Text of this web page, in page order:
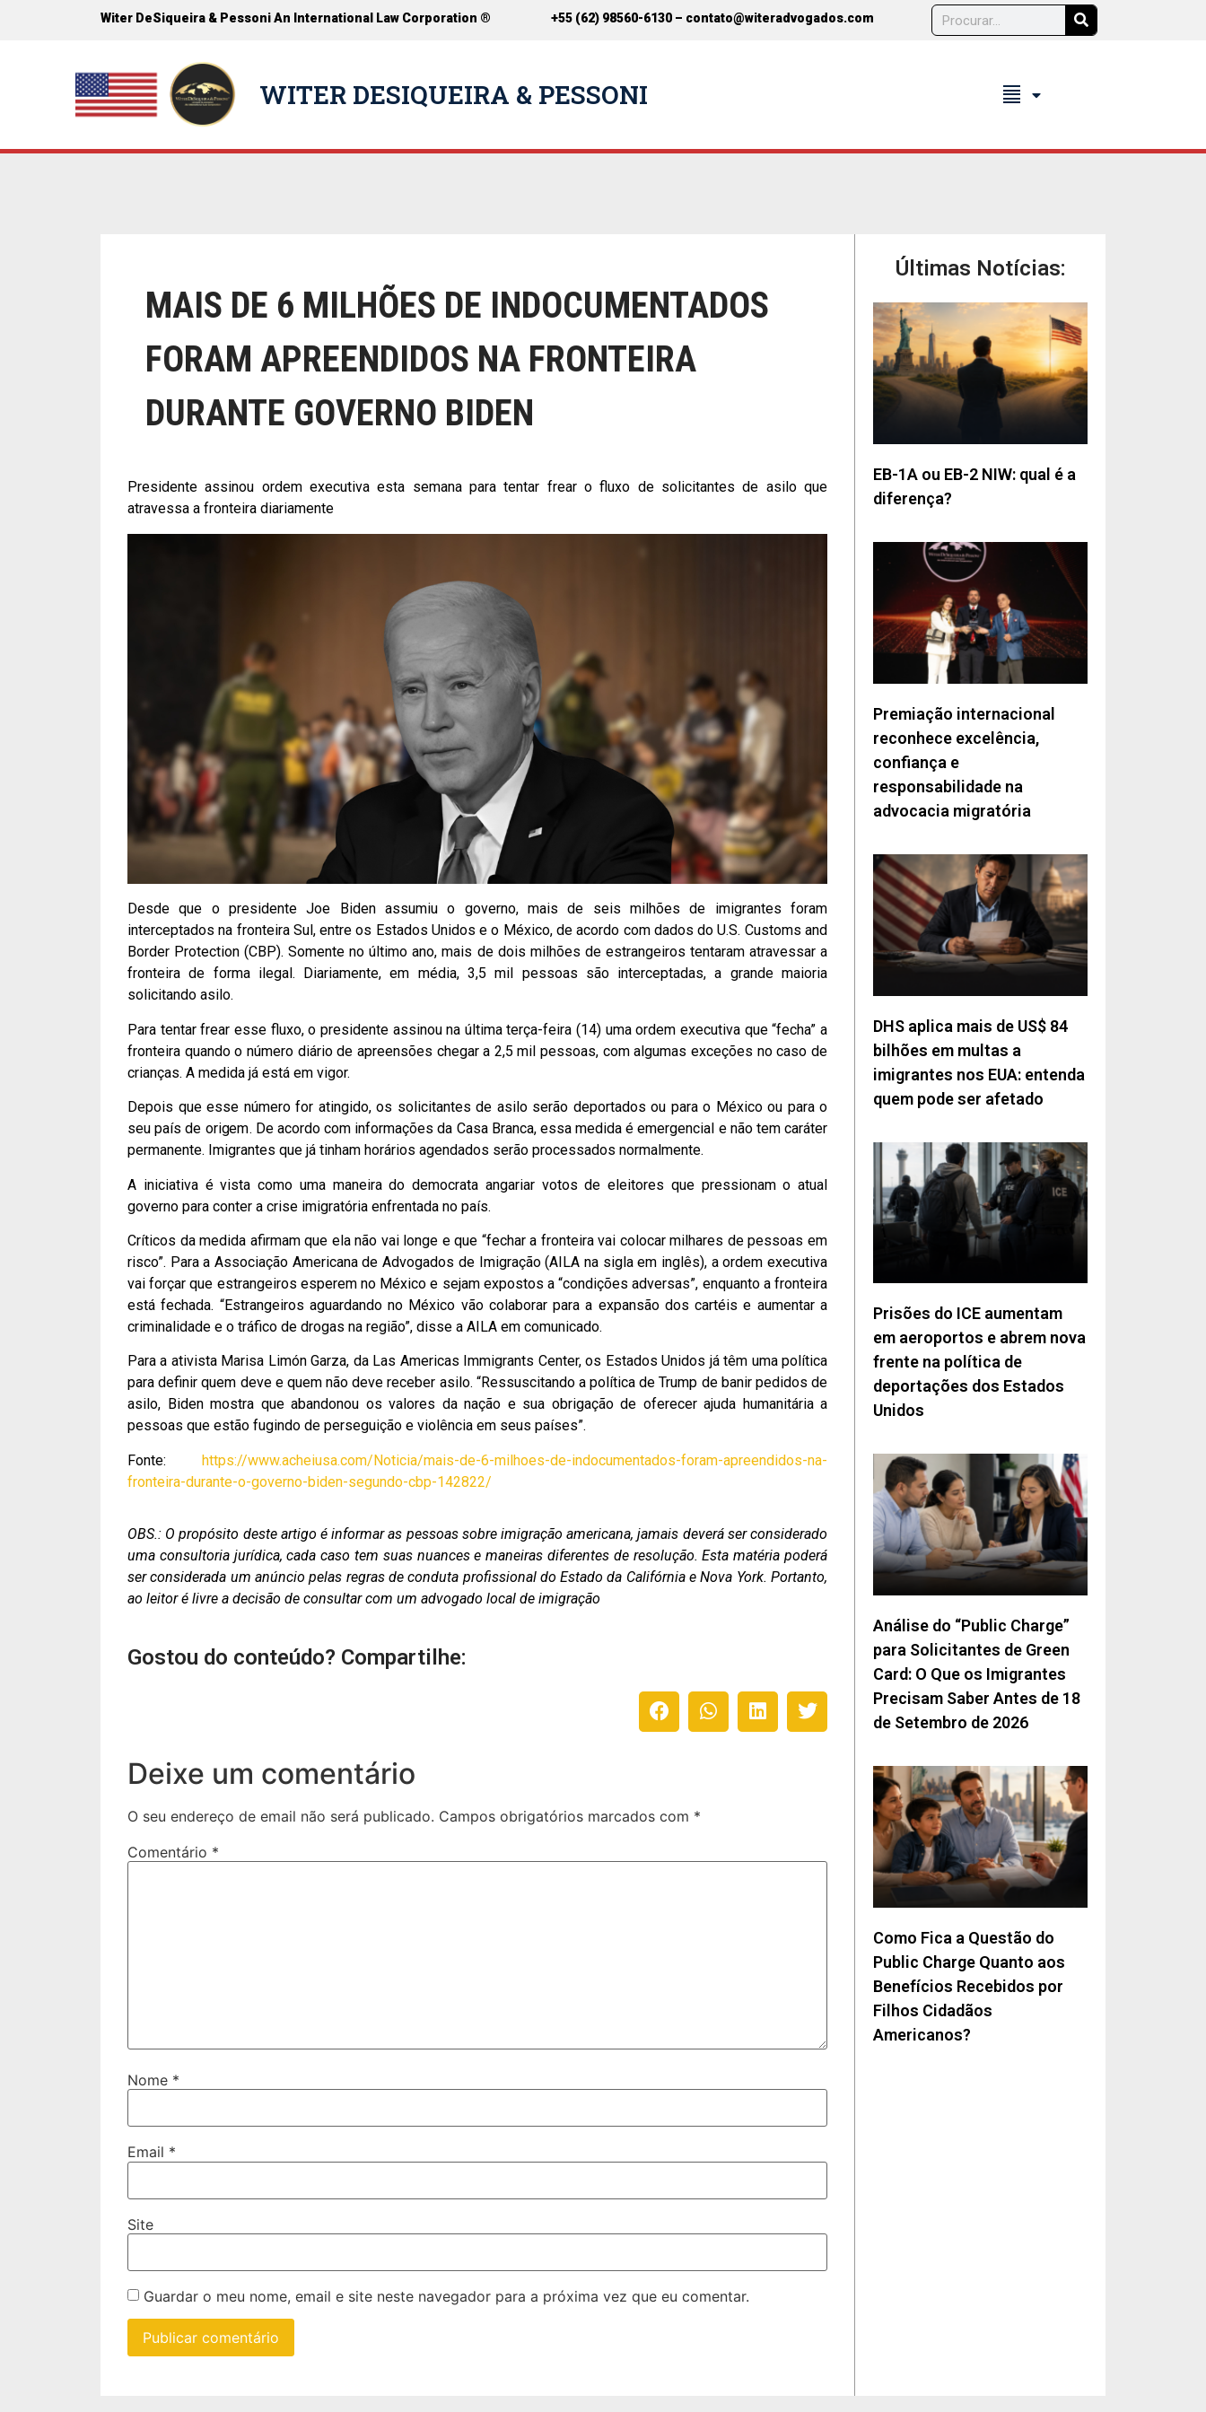
Witer DeSiqueira & Pessoni An International Law Corporation ® +55 (62) 98560-6130 – contato@witeradvogados.com
WITER DESIQUEIRA & PESSONI format_align_justify
MAIS DE 6 MILHÕES DE INDOCUMENTADOS
FORAM APREENDIDOS NA FRONTEIRA
DURANTE GOVERNO BIDEN
Presidente assinou ordem executiva esta semana para tentar frear o fluxo de solicitantes de asilo que
atravessa a fronteira diariamente
Desde que o presidente Joe Biden assumiu o governo, mais de seis milhões de imigrantes foram
interceptados na fronteira Sul, entre os Estados Unidos e o México, de acordo com dados do U.S. Customs and
Border Protection (CBP). Somente no último ano, mais de dois milhões de estrangeiros tentaram atravessar a
fronteira de forma ilegal. Diariamente, em média, 3,5 mil pessoas são interceptadas, a grande maioria
solicitando asilo.
Para tentar frear esse fluxo, o presidente assinou na última terça-feira (14) uma ordem executiva que “fecha” a
fronteira quando o número diário de apreensões chegar a 2,5 mil pessoas, com algumas exceções no caso de
crianças. A medida já está em vigor.
Depois que esse número for atingido, os solicitantes de asilo serão deportados ou para o México ou para o
seu país de origem. De acordo com informações da Casa Branca, essa medida é emergencial e não tem caráter
permanente. Imigrantes que já tinham horários agendados serão processados normalmente.
A iniciativa é vista como uma maneira do democrata angariar votos de eleitores que pressionam o atual
governo para conter a crise imigratória enfrentada no país.
Críticos da medida afirmam que ela não vai longe e que “fechar a fronteira vai colocar milhares de pessoas em
risco”. Para a Associação Americana de Advogados de Imigração (AILA na sigla em inglês), a ordem executiva
vai forçar que estrangeiros esperem no México e sejam expostos a “condições adversas”, enquanto a fronteira
está fechada. “Estrangeiros aguardando no México vão colaborar para a expansão dos cartéis e aumentar a
criminalidade e o tráfico de drogas na região”, disse a AILA em comunicado.
Para a ativista Marisa Limón Garza, da Las Americas Immigrants Center, os Estados Unidos já têm uma política
para definir quem deve e quem não deve receber asilo. “Ressuscitando a política de Trump de banir pedidos de
asilo, Biden mostra que abandonou os valores da nação e sua obrigação de oferecer ajuda humanitária a
pessoas que estão fugindo de perseguição e violência em seus países”.
Fonte: https://www.acheiusa.com/Noticia/mais-de-6-milhoes-de-indocumentados-foram-apreendidos-na-
fronteira-durante-o-governo-biden-segundo-cbp-142822/
OBS.: O propósito deste artigo é informar as pessoas sobre imigração americana, jamais deverá ser considerado
uma consultoria jurídica, cada caso tem suas nuances e maneiras diferentes de resolução. Esta matéria poderá
ser considerada um anúncio pelas regras de conduta profissional do Estado da Califórnia e Nova York. Portanto,
ao leitor é livre a decisão de consultar com um advogado local de imigração
Gostou do conteúdo? Compartilhe:
Deixe um comentário
O seu endereço de email não será publicado. Campos obrigatórios marcados com *
Comentário *
Nome *
Email *
Site
Guardar o meu nome, email e site neste navegador para a próxima vez que eu comentar.
Últimas Notícias:
EB-1A ou EB-2 NIW: qual é a
diferença?
Premiação internacional
reconhece excelência,
confiança e
responsabilidade na
advocacia migratória
DHS aplica mais de US$ 84
bilhões em multas a
imigrantes nos EUA: entenda
quem pode ser afetado
Prisões do ICE aumentam
em aeroportos e abrem nova
frente na política de
deportações dos Estados
Unidos
Análise do “Public Charge”
para Solicitantes de Green
Card: O Que os Imigrantes
Precisam Saber Antes de 18
de Setembro de 2026
Como Fica a Questão do
Public Charge Quanto aos
Benefícios Recebidos por
Filhos Cidadãos
Americanos?